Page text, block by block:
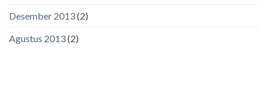
Desember 2013(2)
Agustus 2013(2)